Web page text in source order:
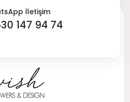
İletişim
147 94 74